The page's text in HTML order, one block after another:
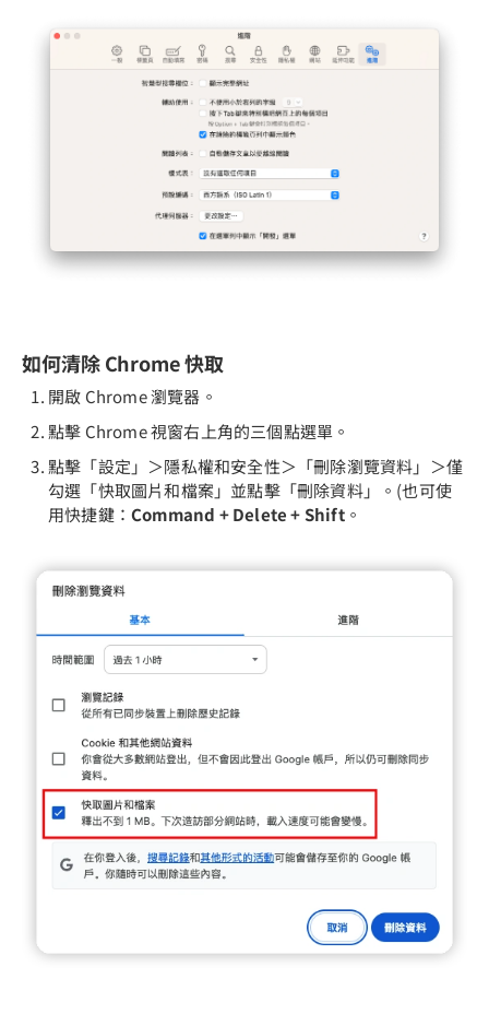
如何清除 Chrome 快取
開啟 Chrome 瀏覽器。
點擊 Chrome 視窗右上角的三個點選單。
點擊「設定」＞隱私權和安全性＞「刪除瀏覽資料」＞僅
勾選「快取圖片和檔案」並點擊「刪除資料」。(也可使
用快捷鍵： Command + Delete + Shift。